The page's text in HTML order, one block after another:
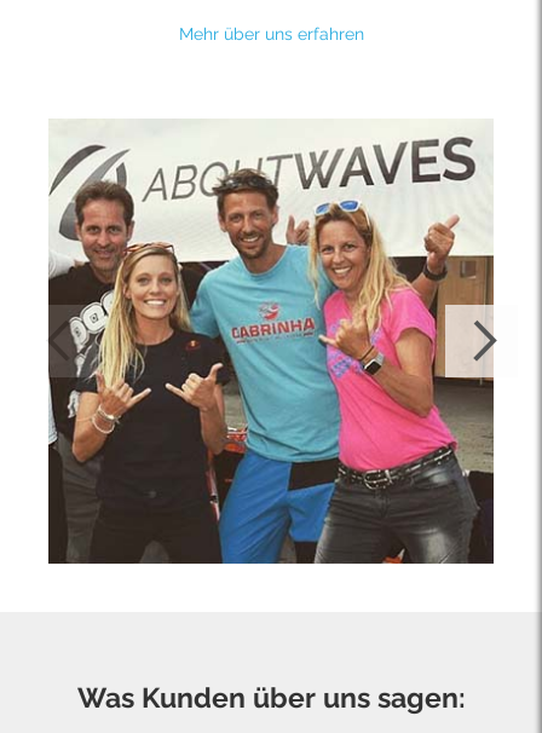
Mehr über uns erfahren
Was Kunden über uns sagen: